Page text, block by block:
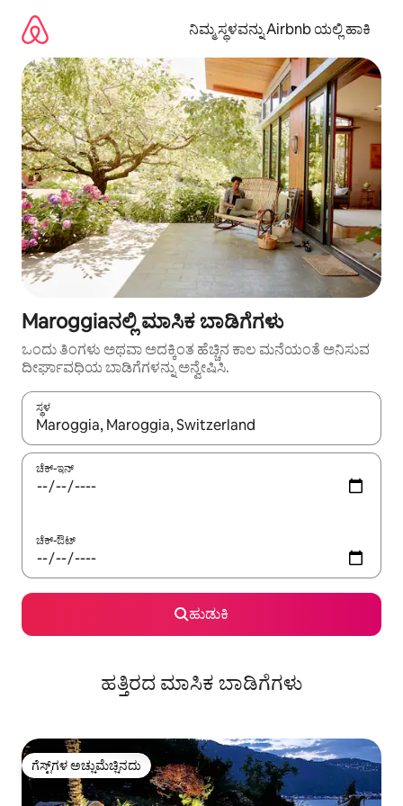
ಹೋಗಿ
ನಿಮ್ಮ ಸ್ಥಳವನ್ನು Airbnb ಯಲ್ಲಿ ಹಾಕಿ
Maroggiaನಲ್ಲಿ ಮಾಸಿಕ ಬಾಡಿಗೆಗಳು
ಒಂದು ತಿಂಗಳು ಅಥವಾ ಅದಕ್ಕಿಂತ ಹೆಚ್ಚಿನ ಕಾಲ ಮನೆಯಂತೆ ಅನಿಸುವ
ದೀರ್ಘಾವಧಿಯ ಬಾಡಿಗೆಗಳನ್ನು ಅನ್ವೇಷಿಸಿ.
ಸ್ಥಳ
ಫಲಿತಾಂಶಗಳು ಲಭ್ಯವಿರುವಾಗ, ಅಪ್ ಮತ್ತು ಡೌನ್ ಬಾಣದ ಕೀಲಿಗಳೊಂದಿಗೆ
ಚೆಕ್-ಇನ್
ಚೆಕ್-ಔಟ್
ಹುಡುಕಿ
ಹತ್ತಿರದ ಮಾಸಿಕ ಬಾಡಿಗೆಗಳು
ಗೆಸ್ಟ್‌ಗಳ ಅಚ್ಚುಮೆಚ್ಚಿನದು
ಗೆಸ್ಟ್‌ಗಳ ಅಚ್ಚುಮೆಚ್ಚಿನದು